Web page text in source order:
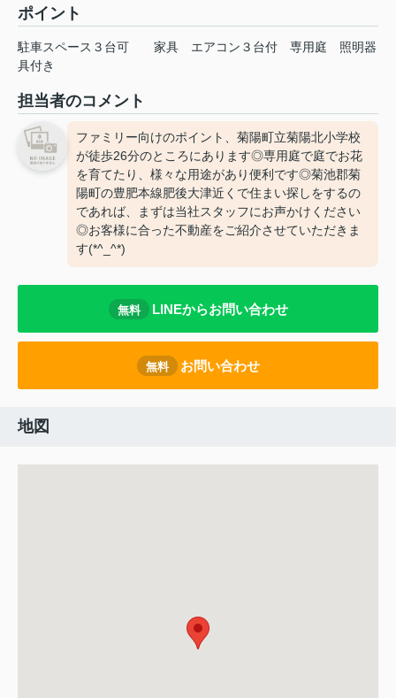
ポイント
駐車スペース３台可 家具 エアコン３台付 専用庭
照明器
具付き
担当者のコメント
ファミリー向けのポイント、菊陽町立菊陽北小学校
が徒歩26分のところにあります◎専用庭で庭でお花
を育てたり、様々な用途があり便利です◎菊池郡菊
陽町の豊肥本線肥後大津近くで住まい探しをするの
であれば、まずは当社スタッフにお声かけください
◎お客様に合った不動産をご紹介させていただきま
す(*^_^*)
無料 LINEからお問い合わせ
無料 お問い合わせ
地図